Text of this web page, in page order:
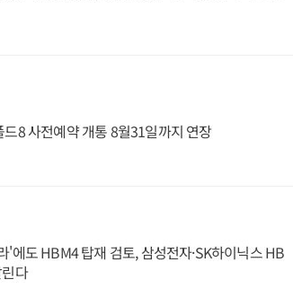
8 사전예약 개통 8월31일까지 연장
'에도 HBM4 탑재 검토, 삼성전자·SK하이닉스 HB
다